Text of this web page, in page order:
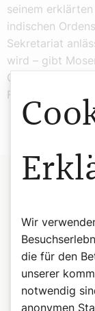
seinem
indischen
Sekretariat
wird – gibt
Glaubens- und
Familienvater.
Wir
die für den
unserer
notwendig
anonymen